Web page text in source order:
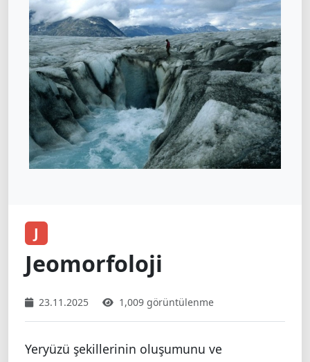
J
Jeomorfoloji
23.11.2025 1,009 görüntülenme
Yeryüzü şekillerinin oluşumunu ve